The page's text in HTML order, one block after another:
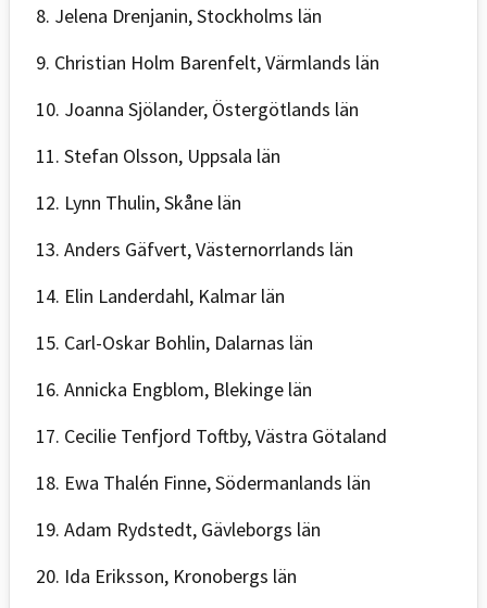
8. Jelena Drenjanin, Stockholms län
9. Christian Holm Barenfelt, Värmlands län
10. Joanna Sjölander, Östergötlands län
11. Stefan Olsson, Uppsala län
12. Lynn Thulin, Skåne län
13. Anders Gäfvert, Västernorrlands län
14. Elin Landerdahl, Kalmar län
15. Carl-Oskar Bohlin, Dalarnas län
16. Annicka Engblom, Blekinge län
17. Cecilie Tenfjord Toftby, Västra Götaland
18. Ewa Thalén Finne, Södermanlands län
19. Adam Rydstedt, Gävleborgs län
20. Ida Eriksson, Kronobergs län